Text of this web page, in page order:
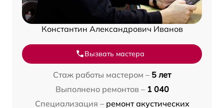
Константин Александрович Иванов
Вызвать мастера
Стаж работы мастером – 5 лет
Выполнено ремонтов – 1 040
Специализация – ремонт акустических